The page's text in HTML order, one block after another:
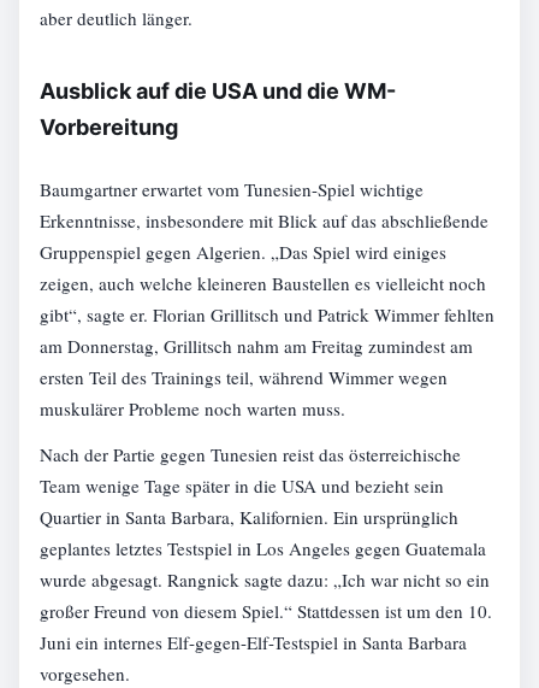
aber deutlich länger.
Ausblick auf die USA und die WM-
Vorbereitung
Baumgartner erwartet vom Tunesien-Spiel wichtige
Erkenntnisse, insbesondere mit Blick auf das abschließende
Gruppenspiel gegen Algerien. „Das Spiel wird einiges
zeigen, auch welche kleineren Baustellen es vielleicht noch
gibt“, sagte er. Florian Grillitsch und Patrick Wimmer fehlten
am Donnerstag, Grillitsch nahm am Freitag zumindest am
ersten Teil des Trainings teil, während Wimmer wegen
muskulärer Probleme noch warten muss.
Nach der Partie gegen Tunesien reist das österreichische
Team wenige Tage später in die USA und bezieht sein
Quartier in Santa Barbara, Kalifornien. Ein ursprünglich
geplantes letztes Testspiel in Los Angeles gegen Guatemala
wurde abgesagt. Rangnick sagte dazu: „Ich war nicht so ein
großer Freund von diesem Spiel.“ Stattdessen ist um den 10.
Juni ein internes Elf-gegen-Elf-Testspiel in Santa Barbara
vorgesehen.